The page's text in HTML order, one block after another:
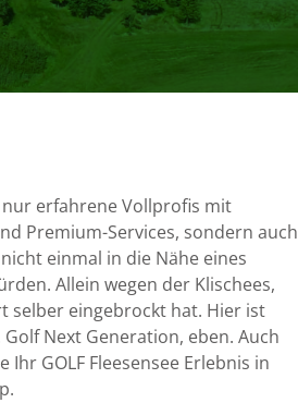
erfahrene Vollprofis mit
Premium-Services, sondern auch
einmal in die Nähe eines
Allein wegen der Klischees,
selber eingebrockt hat. Hier ist
Next Generation, eben. Auch
Ihr GOLF Fleesensee Erlebnis in